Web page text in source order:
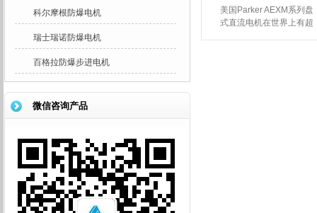
流无刷伺服电机
美国Parker AEXM系列盘
式直流电机在世界上有超
科尔摩根防爆电机
瑞士瑞诺防爆电机
百格拉防爆步进电机
微信咨询产品